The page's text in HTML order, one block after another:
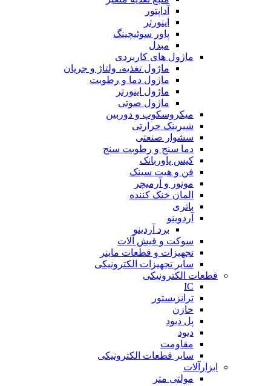
آداپتور
اینورتر
پاور سوئیچینگ
مبدل
ماژول های کاربردی
ماژول تغذیه، ولتاژ و جریان
ماژول دما و رطوبت
ماژول اینورتر
ماژول صوتی
میکروسکوپ و دوربین
شیرینک حرارتی
سشوار صنعتی
دما سنج و رطوبت سنج
کیس پاوربانک
فن و هیت سینک
موتور و آرمیچر
المان خنک کننده
باتری
آردوینو
برد آردینو
سوکت و فیش آلات
تجهیزات و قطعات ماینر
سایر تجهیزات الکترونیکی
قطعات الکترونیکی
IC
ترانزیستور
خازن
پل دیود
دیود
مقاومت
سایر قطعات الکترونیکی
ابزارآلات
مولتی متر